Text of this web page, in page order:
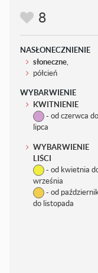
8
NASŁONECZNIENIE
słoneczne,
półcień
WYBARWIENIE
KWITNIENIE
- od czerwca do
lipca
WYBARWIENIE
LIŚCI
- od kwietnia
września
- od
do listopada